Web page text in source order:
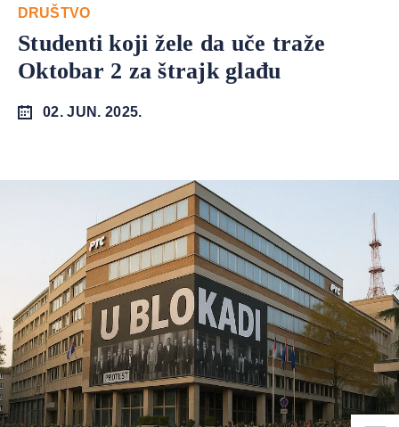
DRUŠTVO
Studenti koji žele da uče traže
Oktobar 2 za štrajk glađu
02. JUN. 2025.